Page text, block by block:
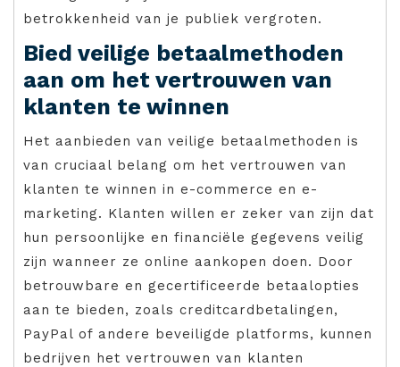
betrokkenheid van je publiek vergroten.
Bied veilige betaalmethoden
aan om het vertrouwen van
klanten te winnen
Het aanbieden van veilige betaalmethoden is
van cruciaal belang om het vertrouwen van
klanten te winnen in e-commerce en e-
marketing. Klanten willen er zeker van zijn dat
hun persoonlijke en financiële gegevens veilig
zijn wanneer ze online aankopen doen. Door
betrouwbare en gecertificeerde betaalopties
aan te bieden, zoals creditcardbetalingen,
PayPal of andere beveiligde platforms, kunnen
bedrijven het vertrouwen van klanten